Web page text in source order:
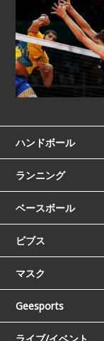
ハンドボール
ランニング
ベースボール
ビブス
マスク
Geesports